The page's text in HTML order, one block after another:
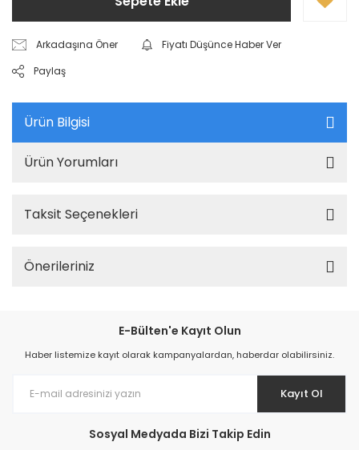
Arkadaşına Öner
Fiyatı Düşünce Haber Ver
Paylaş
Ürün Bilgisi
Ürün Yorumları
Taksit Seçenekleri
Önerileriniz
E-Bülten'e Kayıt Olun
Haber listemize kayıt olarak kampanyalardan, haberdar olabilirsiniz.
Kayıt Ol
Sosyal Medyada Bizi Takip Edin